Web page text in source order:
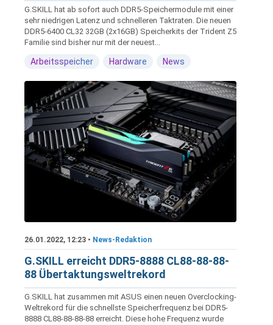
G.SKILL hat ab sofort auch DDR5-Speichermodule mit einer
sehr niedrigen Latenz und schnelleren Taktraten. Die neuen
DDR5-6400 CL32 32GB (2x16GB) Speicherkits der Trident Z5
Familie sind bisher nur mit der neuest...
Arbeitsspeicher Hardware News
26.01.2022, 12:23 • News-Redaktion
G.SKILL erreicht DDR5-8888 CL88-88-88-
88 Übertaktungsweltrekord
G.SKILL hat zusammen mit ASUS einen neuen Overclocking-
Weltrekord für die schnellste Speicherfrequenz bei DDR5-
8888 CL88-88-88-88 erreicht. Diese hohe Frequenz wurde